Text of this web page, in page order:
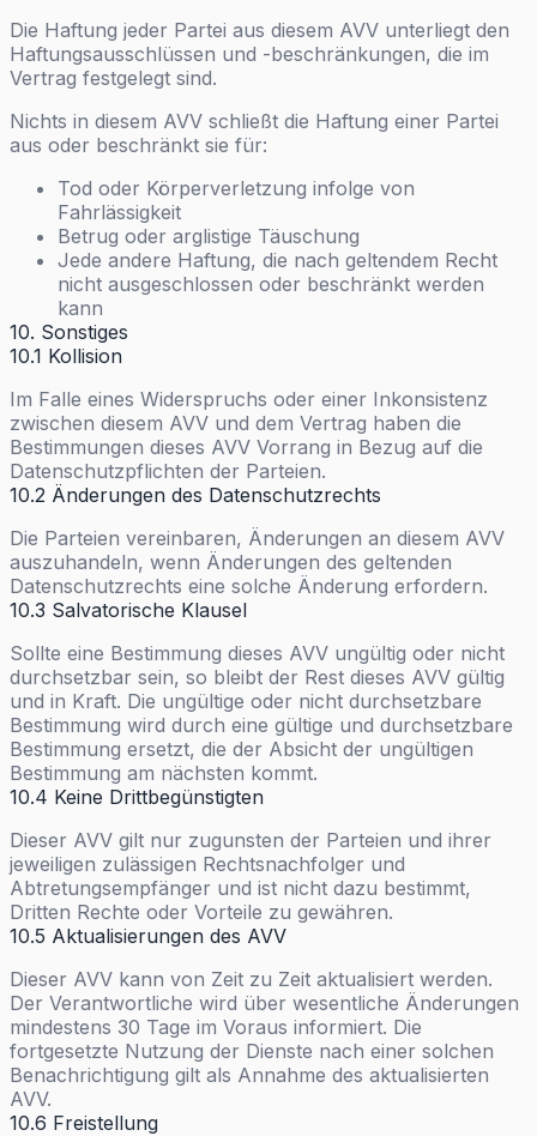
Die Haftung jeder Partei aus diesem AVV unterliegt den
Haftungsausschlüssen und -beschränkungen, die im
Vertrag festgelegt sind.
Nichts in diesem AVV schließt die Haftung einer Partei
aus oder beschränkt sie für:
Tod oder Körperverletzung infolge von
Fahrlässigkeit
Betrug oder arglistige Täuschung
Jede andere Haftung, die nach geltendem Recht
nicht ausgeschlossen oder beschränkt werden
kann
10. Sonstiges
10.1 Kollision
Im Falle eines Widerspruchs oder einer Inkonsistenz
zwischen diesem AVV und dem Vertrag haben die
Bestimmungen dieses AVV Vorrang in Bezug auf die
Datenschutzpflichten der Parteien.
10.2 Änderungen des Datenschutzrechts
Die Parteien vereinbaren, Änderungen an diesem AVV
auszuhandeln, wenn Änderungen des geltenden
Datenschutzrechts eine solche Änderung erfordern.
10.3 Salvatorische Klausel
Sollte eine Bestimmung dieses AVV ungültig oder nicht
durchsetzbar sein, so bleibt der Rest dieses AVV gültig
und in Kraft. Die ungültige oder nicht durchsetzbare
Bestimmung wird durch eine gültige und durchsetzbare
Bestimmung ersetzt, die der Absicht der ungültigen
Bestimmung am nächsten kommt.
10.4 Keine Drittbegünstigten
Dieser AVV gilt nur zugunsten der Parteien und ihrer
jeweiligen zulässigen Rechtsnachfolger und
Abtretungsempfänger und ist nicht dazu bestimmt,
Dritten Rechte oder Vorteile zu gewähren.
10.5 Aktualisierungen des AVV
Dieser AVV kann von Zeit zu Zeit aktualisiert werden.
Der Verantwortliche wird über wesentliche Änderungen
mindestens 30 Tage im Voraus informiert. Die
fortgesetzte Nutzung der Dienste nach einer solchen
Benachrichtigung gilt als Annahme des aktualisierten
AVV.
10.6 Freistellung